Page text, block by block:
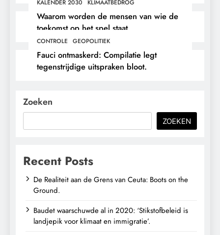
KALENDER 2030 KLIMAATBEDROG
Waarom worden de mensen van wie de
toekomst op het spel staat,
buitengesloten?
CONTROLE GEOPOLITIEK
Fauci ontmaskerd: Compilatie legt
tegenstrijdige uitspraken bloot.
Zoeken
ZOEKEN
Recent Posts
De Realiteit aan de Grens van Ceuta: Boots on the
Ground.
Baudet waarschuwde al in 2020: ‘Stikstofbeleid is
landjepik voor klimaat en immigratie’.